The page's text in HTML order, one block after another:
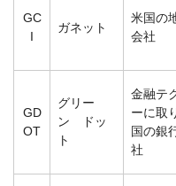
GC
I
ガネット
米国の
会社
GD
OT
グリー
ン ドッ
ト
金融テ
ーに取
国の銀
社